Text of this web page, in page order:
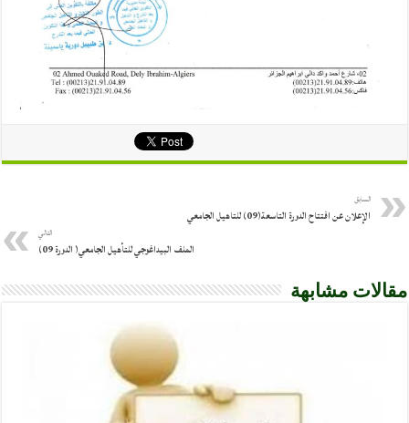
السابق
الإعلان عن افتتاح الدورة التاسعة(09) للتاهيل الجامعي
التالي
الملف البيداغوجي للتأهيل الجامعي( الدورة 09)
مقالات مشابهة